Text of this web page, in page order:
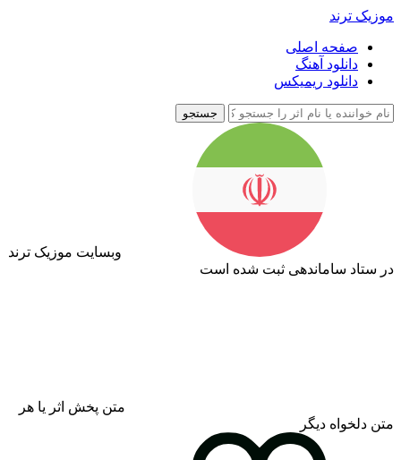
موزیک ترند
صفحه اصلی
دانلود آهنگ
دانلود ریمیکس
جستجو
وبسایت موزیک ترند
در ستاد ساماندهی ثبت شده است
متن پخش اثر یا هر
متن دلخواه دیگر